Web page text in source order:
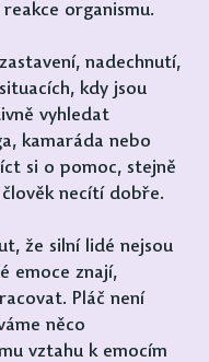
organismu.
nadechnutí,
kdy jsou
vyhledat
kamaráda nebo
si o pomoc, stejně
necítí dobře.
že silní lidé nejsou
emoce znají,
Pláč není
něco
vztahu k emocím